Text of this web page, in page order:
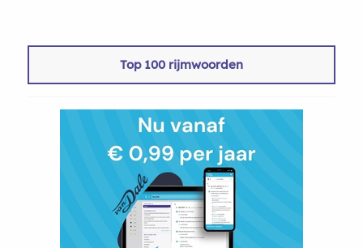
Top 100 rijmwoorden